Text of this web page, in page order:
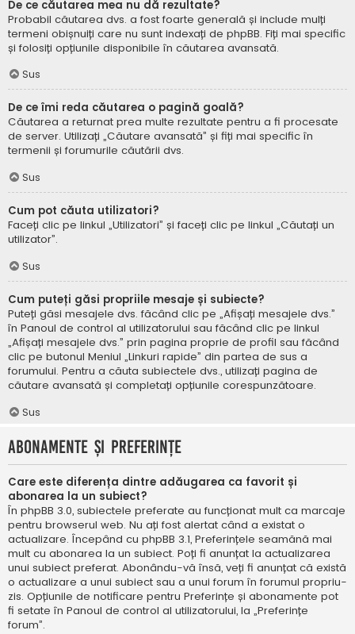
De ce căutarea mea nu dă rezultate?
Probabil căutarea dvs. a fost foarte generală și include mulți
termeni obișnuiți care nu sunt indexați de phpBB. Fiți mai specific
și folosiți opțiunile disponibile în căutarea avansată.
Sus
De ce îmi reda căutarea o pagină goală?
Căutarea a returnat prea multe rezultate pentru a fi procesate
de server. Utilizați „Căutare avansată” și fiți mai specific în
termenii și forumurile căutării dvs.
Sus
Cum pot căuta utilizatori?
Faceți clic pe linkul „Utilizatori” și faceți clic pe linkul „Căutați un
utilizator”.
Sus
Cum puteți găsi propriile mesaje și subiecte?
Puteți găsi mesajele dvs. făcând clic pe „Afișați mesajele dvs.”
în Panoul de control al utilizatorului sau făcând clic pe linkul
„Afișați mesajele dvs.” prin pagina proprie de profil sau făcând
clic pe butonul Meniul „Linkuri rapide” din partea de sus a
forumului. Pentru a căuta subiectele dvs., utilizați pagina de
căutare avansată și completați opțiunile corespunzătoare.
Sus
Abonamente și Preferințe
Care este diferența dintre adăugarea ca favorit și
abonarea la un subiect?
În phpBB 3.0, subiectele preferate au funcționat mult ca marcaje
pentru browserul web. Nu ați fost alertat când a existat o
actualizare. Începând cu phpBB 3.1, Preferințele seamănă mai
mult cu abonarea la un subiect. Poți fi anunțat la actualizarea
unui subiect preferat. Abonându-vă însă, veți fi anunțat că există
o actualizare a unui subiect sau a unui forum în forumul propriu-
zis. Opțiunile de notificare pentru Preferințe și abonamente pot
fi setate în Panoul de control al utilizatorului, la „Preferințe
forum”.